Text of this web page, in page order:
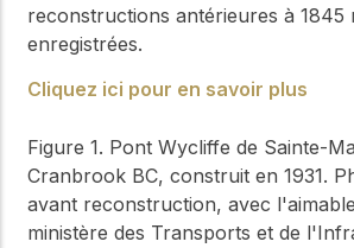
reconstructions antérieures à 1845
enregistrées.
Cliquez ici pour en savoir plus
Figure 1. Pont Wycliffe de Sainte-
Cranbrook BC, construit en 1931.
avant reconstruction, avec
ministère des Transports et de